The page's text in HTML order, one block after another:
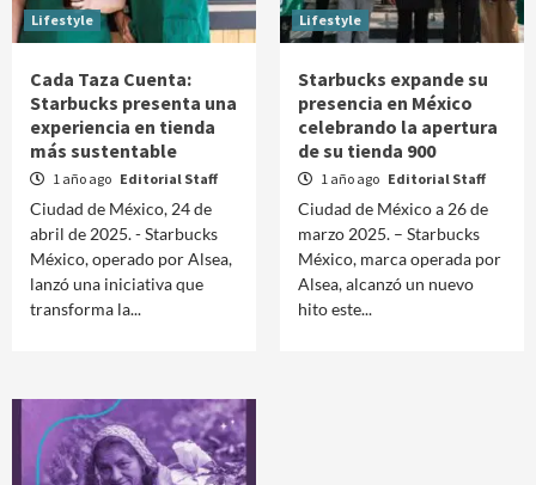
Lifestyle
Cada Taza Cuenta:
Starbucks presenta una
experiencia en tienda
más sustentable
1 año ago Editorial Staff
Ciudad de México, 24 de
abril de 2025. - Starbucks
México, operado por Alsea,
lanzó una iniciativa que
transforma la...
Lifestyle
Starbucks expande su
presencia en México
celebrando la apertura
de su tienda 900
1 año ago Editorial Staff
Ciudad de México a 26 de
marzo 2025. – Starbucks
México, marca operada por
Alsea, alcanzó un nuevo
hito este...